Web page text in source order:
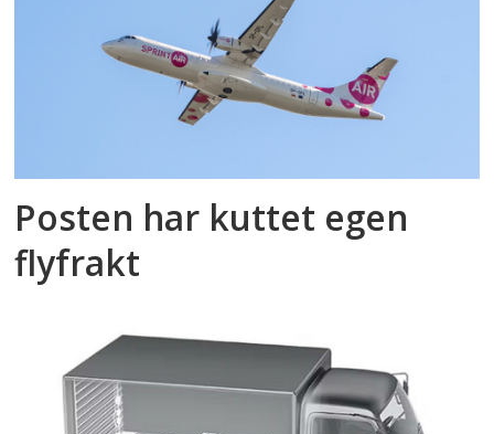
Posten har kuttet egen
flyfrakt